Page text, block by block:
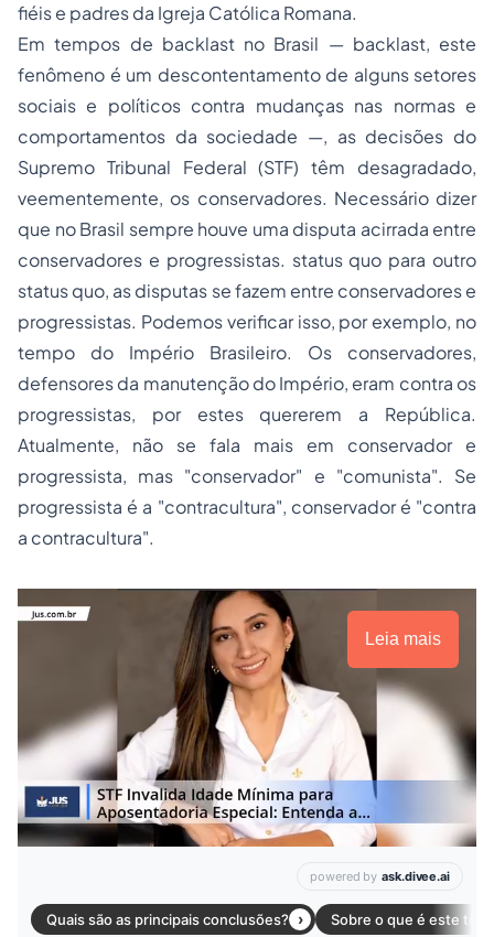
fiéis e padres da Igreja Católica Romana.
Em tempos de backlast no Brasil — backlast, este
fenômeno é um descontentamento de alguns setores
sociais e políticos contra mudanças nas normas e
comportamentos da sociedade —, as decisões do
Supremo Tribunal Federal (STF) têm desagradado,
veementemente, os conservadores. Necessário dizer
que no Brasil sempre houve uma disputa acirrada entre
conservadores e progressistas. status quo para outro
status quo, as disputas se fazem entre conservadores e
progressistas. Podemos verificar isso, por exemplo, no
tempo do Império Brasileiro. Os conservadores,
defensores da manutenção do Império, eram contra os
progressistas, por estes quererem a República.
Atualmente, não se fala mais em conservador e
progressista, mas "conservador" e "comunista". Se
progressista é a "contracultura", conservador é "contra
a contracultura".
Leia mais